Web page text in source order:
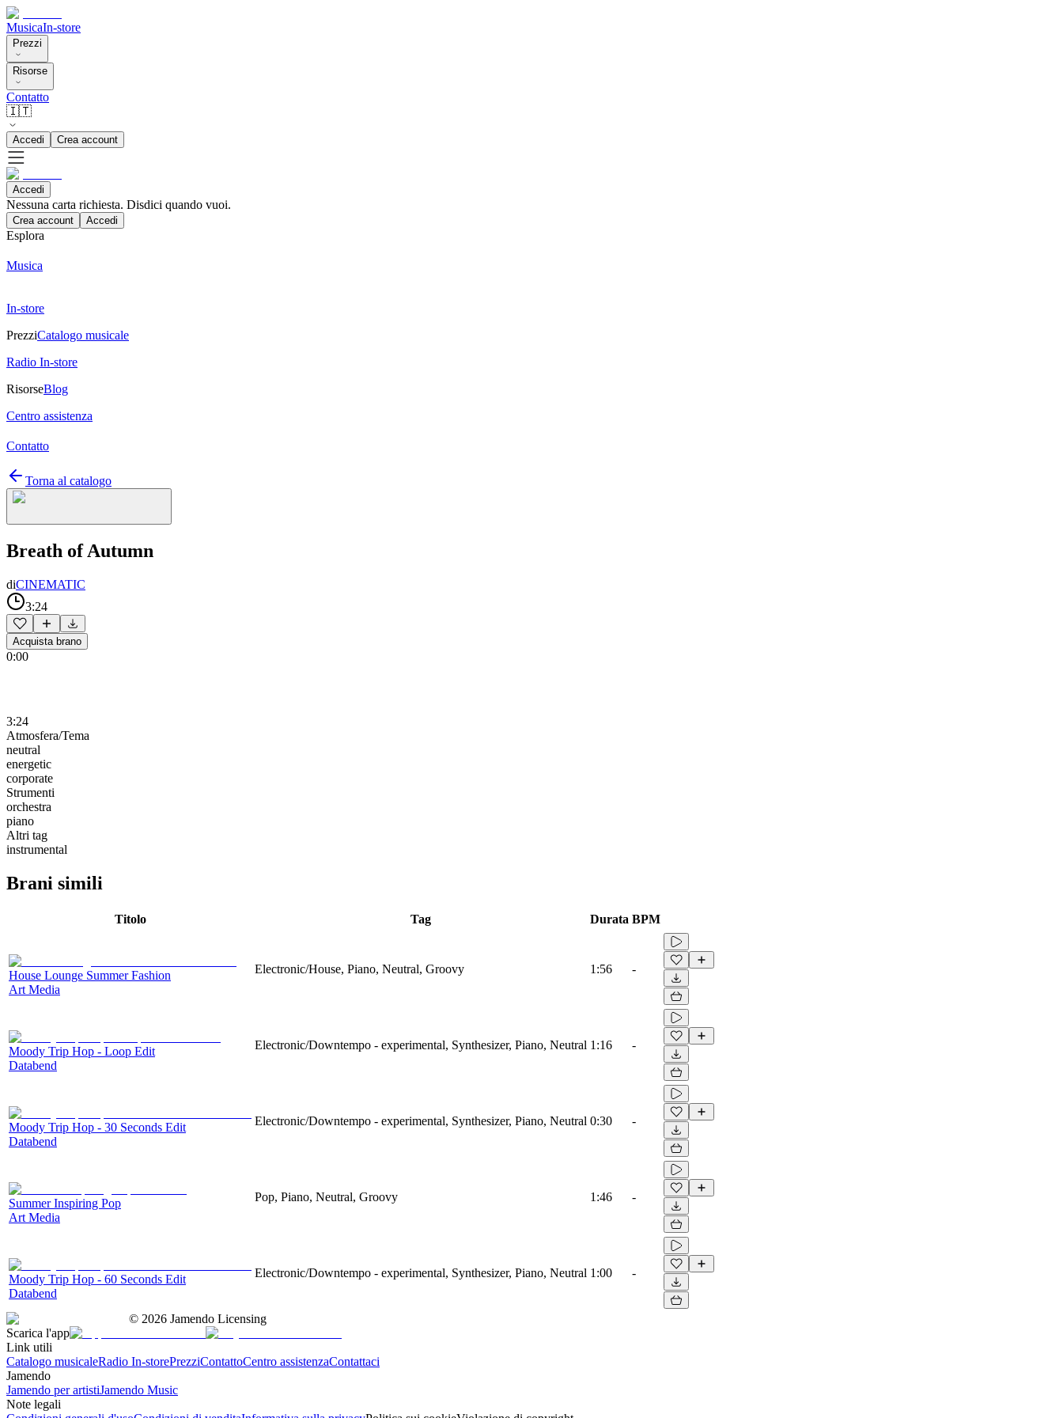
MusicaIn-store
Prezzi
Risorse
Contatto
🇮🇹
Accedi Crea account
Accedi
Nessuna carta richiesta. Disdici quando vuoi.
Crea account Accedi
Esplora
Musica
In-store
PrezziCatalogo musicale
Radio In-store
RisorseBlog
Centro assistenza
Contatto
Torna al catalogo
Breath of Autumn
diCINEMATIC
3:24
Acquista brano
0:00
3:24
Atmosfera/Tema
neutral
energetic
corporate
Strumenti
orchestra
piano
Altri tag
instrumental
Brani simili
Titolo Tag Durata BPM
House Lounge Summer Fashion
Art Media
Electronic/House, Piano, Neutral, Groovy 1:56 -
Moody Trip Hop - Loop Edit
Databend
Electronic/Downtempo - experimental, Synthesizer, Piano, Neutral 1:16 -
Moody Trip Hop - 30 Seconds Edit
Databend
Electronic/Downtempo - experimental, Synthesizer, Piano, Neutral 0:30 -
Summer Inspiring Pop
Art Media
Pop, Piano, Neutral, Groovy 1:46 -
Moody Trip Hop - 60 Seconds Edit
Databend
Electronic/Downtempo - experimental, Synthesizer, Piano, Neutral 1:00 -
© 2026 Jamendo Licensing
Scarica l'app
Link utili
Catalogo musicaleRadio In-storePrezziContattoCentro assistenzaContattaci
Jamendo
Jamendo per artistiJamendo Music
Note legali